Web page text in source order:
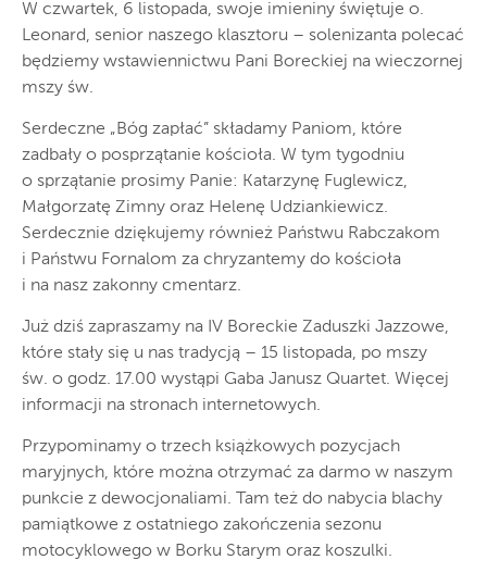
W czwartek, 6 listopada, swoje imieniny świętuje o.
Leonard, senior naszego klasztoru – solenizanta polecać
będziemy wstawiennictwu Pani Boreckiej na wieczornej
mszy św.
Serdeczne „Bóg zapłać” składamy Paniom, które
zadbały o posprzątanie kościoła. W tym tygodniu
o sprzątanie prosimy Panie: Katarzynę Fuglewicz,
Małgorzatę Zimny oraz Helenę Udziankiewicz.
Serdecznie dziękujemy również Państwu Rabczakom
i Państwu Fornalom za chryzantemy do kościoła
i na nasz zakonny cmentarz.
Już dziś zapraszamy na IV Boreckie Zaduszki Jazzowe,
które stały się u nas tradycją – 15 listopada, po mszy
św. o godz. 17.00 wystąpi Gaba Janusz Quartet. Więcej
informacji na stronach internetowych.
Przypominamy o trzech książkowych pozycjach
maryjnych, które można otrzymać za darmo w naszym
punkcie z dewocjonaliami. Tam też do nabycia blachy
pamiątkowe z ostatniego zakończenia sezonu
motocyklowego w Borku Starym oraz koszulki.